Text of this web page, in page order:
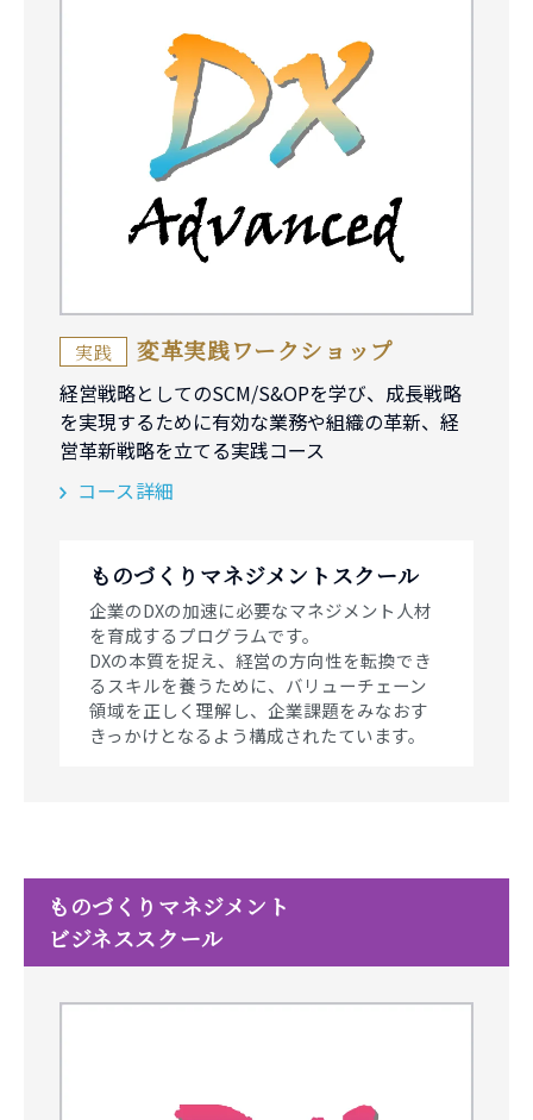
実践 変革実践ワークショップ
経営戦略としてのSCM/S&OPを学び、成長戦略
を実現するために有効な業務や組織の革新、経
営革新戦略を立てる実践コース
コース詳細
ものづくりマネジメントスクール
企業のDXの加速に必要なマネジメント人材
を育成するプログラムです。
DXの本質を捉え、経営の方向性を転換でき
るスキルを養うために、バリューチェーン
領域を正しく理解し、企業課題をみなおす
きっかけとなるよう構成されたています。
ものづくりマネジメント
ビジネススクール